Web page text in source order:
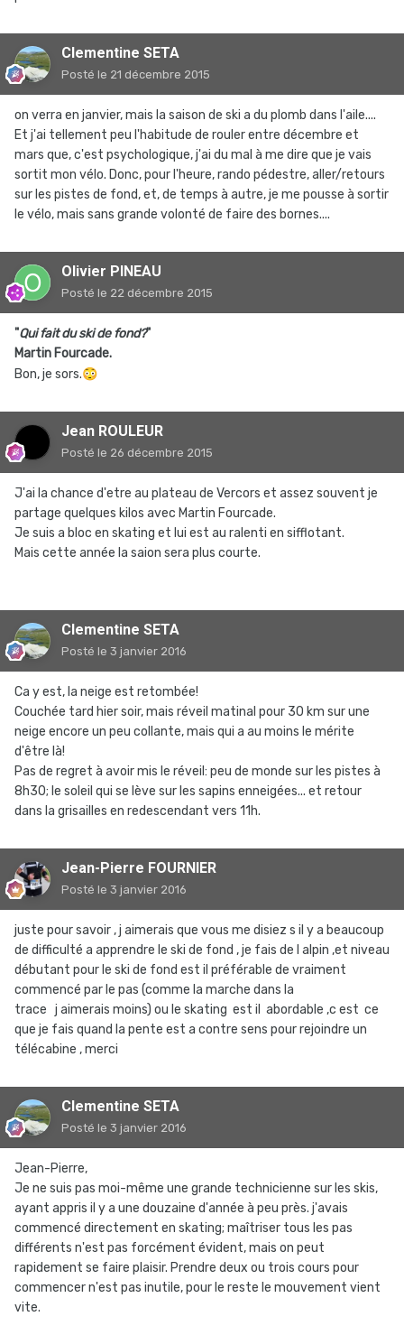
Clementine SETA
Posté le 21 décembre 2015
on verra en janvier, mais la saison de ski a du plomb dans l'aile....
Et j'ai tellement peu l'habitude de rouler entre décembre et
mars que, c'est psychologique, j'ai du mal à me dire que je vais
sortit mon vélo. Donc, pour l'heure, rando pédestre, aller/retours
sur les pistes de fond, et, de temps à autre, je me pousse à sortir
le vélo, mais sans grande volonté de faire des bornes....
Olivier PINEAU
Posté le 22 décembre 2015
"Qui fait du ski de fond?"
Martin Fourcade.
Bon, je sors.😳
Jean ROULEUR
Posté le 26 décembre 2015
J'ai la chance d'etre au plateau de Vercors et assez souvent je
partage quelques kilos avec Martin Fourcade.
Je suis a bloc en skating et lui est au ralenti en sifflotant.
Mais cette année la saion sera plus courte.
Clementine SETA
Posté le 3 janvier 2016
Ca y est, la neige est retombée!
Couchée tard hier soir, mais réveil matinal pour 30 km sur une
neige encore un peu collante, mais qui a au moins le mérite
d'être là!
Pas de regret à avoir mis le réveil: peu de monde sur les pistes à
8h30; le soleil qui se lève sur les sapins enneigées... et retour
dans la grisailles en redescendant vers 11h.
Jean-Pierre FOURNIER
Posté le 3 janvier 2016
juste pour savoir , j aimerais que vous me disiez s il y a beaucoup
de difficulté a apprendre le ski de fond , je fais de l alpin ,et niveau
débutant pour le ski de fond est il préférable de vraiment
commencé par le pas (comme la marche dans la
trace j aimerais moins) ou le skating est il abordable ,c est ce
que je fais quand la pente est a contre sens pour rejoindre un
télécabine , merci
Clementine SETA
Posté le 3 janvier 2016
Jean-Pierre,
Je ne suis pas moi-même une grande technicienne sur les skis,
ayant appris il y a une douzaine d'année à peu près. j'avais
commencé directement en skating; maîtriser tous les pas
différents n'est pas forcément évident, mais on peut
rapidement se faire plaisir. Prendre deux ou trois cours pour
commencer n'est pas inutile, pour le reste le mouvement vient
vite.